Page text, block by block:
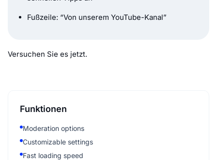
Fußzeile: “Von unserem YouTube-Kanal”
Versuchen Sie es jetzt.
Funktionen
Moderation options
Customizable settings
Fast loading speed